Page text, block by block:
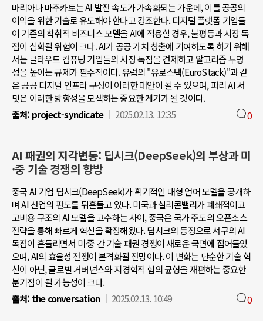
마리아나 마추카토는 AI 발전 속도가 가속화되는 가운데, 이를 공공의
이익을 위한 기술로 유도해야 한다고 강조한다. 디지털 플랫폼 기업들
이 기존의 착취적 비즈니스 모델을 AI에 적용할 경우, 불평등과 시장 독
점이 심화될 위험이 크다. AI가 공공 가치 창출에 기여하도록 하기 위해
서는 클라우드 컴퓨팅 기업들의 시장 독점을 견제하고 알고리즘 투명
성을 높이는 규제가 필수적이다. 유럽의 "유로스택(EuroStack)"과 같
은 공공 디지털 인프라 구상이 이러한 대안이 될 수 있으며, 파리 AI 서
밋은 이러한 방향성을 모색하는 중요한 계기가 될 것이다.
출처: project-syndicate 2025.02.13. 12:35 0
AI 패권의 지각변동: 딥시크(DeepSeek)의 부상과 미
·중 기술 경쟁의 향방
중국 AI 기업 딥시크(DeepSeek)가 획기적인 대형 언어 모델을 공개하
며 AI 산업의 판도를 뒤흔들고 있다. 미국과 실리콘밸리가 폐쇄적이고
고비용 구조의 AI 모델을 고수하는 사이, 중국은 국가 주도의 오픈소스
전략을 통해 빠르게 혁신을 확장해왔다. 딥시크의 등장으로 서구의 AI
독점이 흔들리면서 미·중 간 기술 패권 경쟁이 새로운 국면에 접어들었
으며, AI의 효율성 전쟁이 본격화될 전망이다. 이 변화는 단순한 기술 혁
신이 아닌, 글로벌 거버넌스와 지경학적 힘의 균형을 재편하는 중요한
분기점이 될 가능성이 크다.
출처: the conversation 2025.02.13. 10:49 0